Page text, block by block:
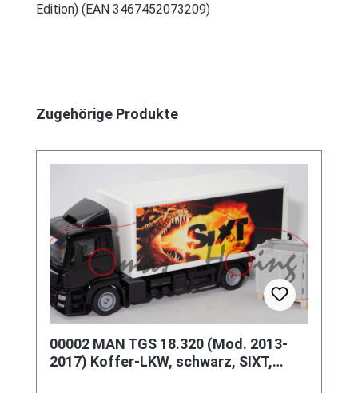
Edition) (EAN 3467452073209)
Produktgalerie überspringen
Zugehörige Produkte
00002 MAN TGS 18.320 (Mod. 2013-
2017) Koffer-LKW, schwarz, SIXT,